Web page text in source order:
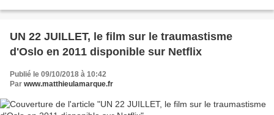
UN 22 JUILLET, le film sur le traumastisme
d'Oslo en 2011 disponible sur Netflix
Publié le 09/10/2018 à 10:42
Par www.matthieulamarque.fr